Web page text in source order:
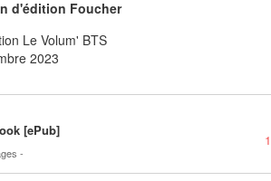
d'édition Foucher
Le Volum' BTS
2023
[ePub]